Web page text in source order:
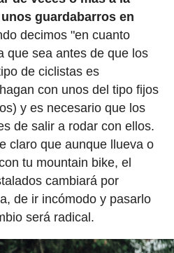
guardabarros en
decimos "en cuanto
que sea antes de que los
de ciclistas es
con unos del tipo fijos
y es necesario que los
de salir a rodar con ellos.
claro que aunque llueva o
tu mountain bike, el
cambiará por
de ir incómodo y pasarlo
será radical.